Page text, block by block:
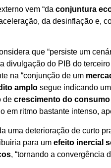
vem “daconjuntura
da desinflação e,
que “persiste um
divulgação do PIB do
na “conjunção de um
amplo segue indicando
decrescimento do
em ritmo bastante intenso,
uma deterioração de curto
para umefeito inercial
, “tornando a convergência